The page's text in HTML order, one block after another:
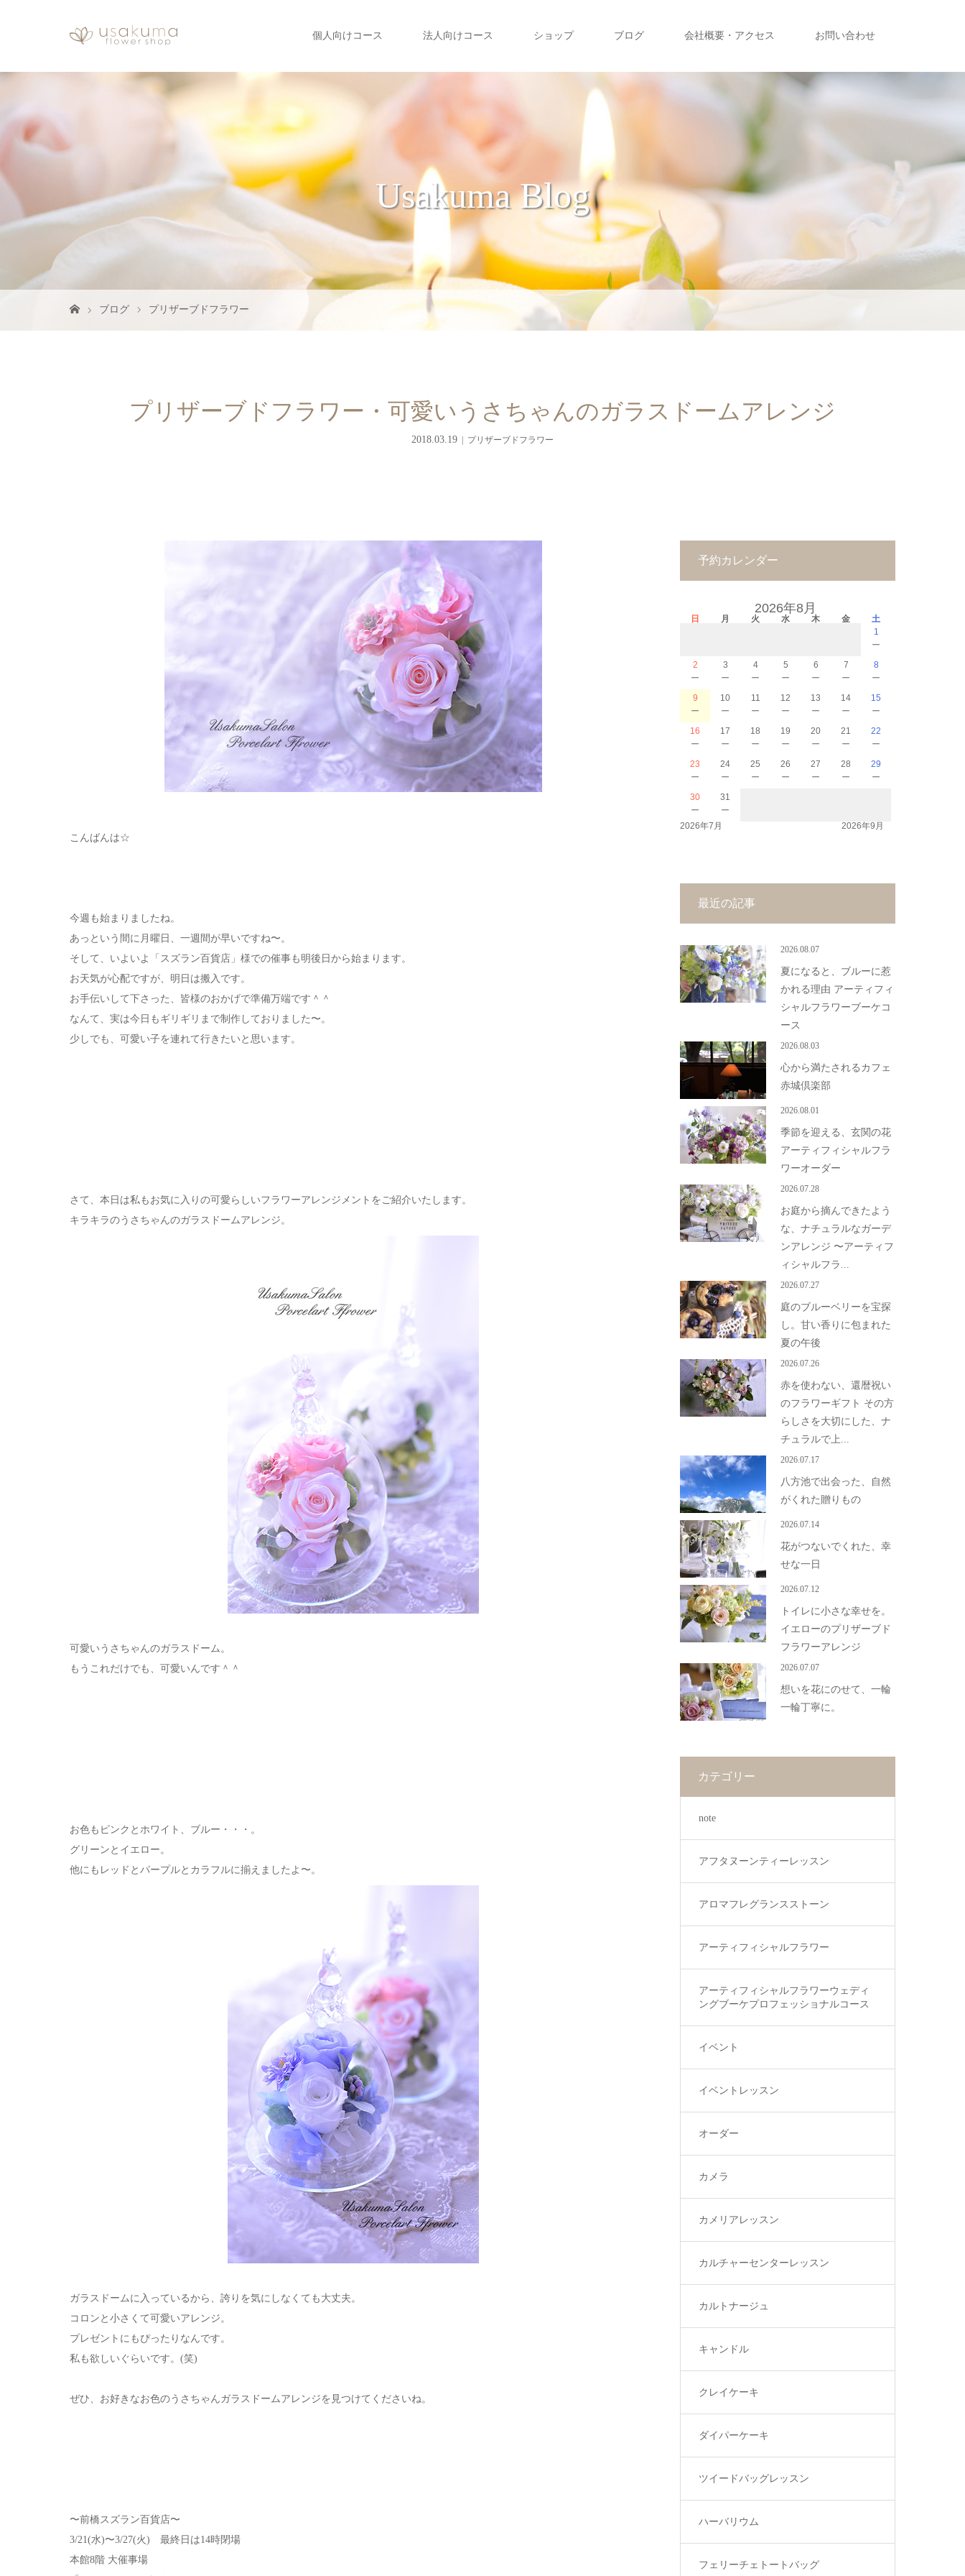
個人向けコース 法人向けコース ショップ ブログ 会社概要・アクセス お問い合わせ
Usakuma Blog
ブログ プリザーブドフラワー
プリザーブドフラワー・可愛いうさちゃんのガラスドームアレンジ
2018.03.19 プリザーブドフラワー
こんばんは☆
今週も始まりましたね。
あっという間に月曜日、一週間が早いですね〜。
そして、いよいよ「スズラン百貨店」様での催事も明後日から始まります。
お天気が心配ですが、明日は搬入です。
お手伝いして下さった、皆様のおかげで準備万端です＾＾
なんて、実は今日もギリギリまで制作しておりました〜。
少しでも、可愛い子を連れて行きたいと思います。
さて、本日は私もお気に入りの可愛らしいフラワーアレンジメントをご紹介いたします。
キラキラのうさちゃんのガラスドームアレンジ。
可愛いうさちゃんのガラスドーム。
もうこれだけでも、可愛いんです＾＾
お色もピンクとホワイト、ブルー・・・。
グリーンとイエロー。
他にもレッドとパープルとカラフルに揃えましたよ〜。
ガラスドームに入っているから、誇りを気にしなくても大丈夫。
コロンと小さくて可愛いアレンジ。
プレゼントにもぴったりなんです。
私も欲しいぐらいです。(笑)
ぜひ、お好きなお色のうさちゃんガラスドームアレンジを見つけてくださいね。
〜前橋スズラン百貨店〜
3/21(水)〜3/27(火) 最終日は14時閉場
本館8階 大催事場
予約カレンダー
2026年8月
日 月 火 水 木 金
土
1
－
2
－
3
－
4
－
5
－
6
－
7
－
8
－
9
－
10
－
11
－
12
－
13
－
14
－
15
－
16
－
17
－
18
－
19
－
20
－
21
－
22
－
23
－
24
－
25
－
26
－
27
－
28
－
29
－
30
－
31
－
2026年7月 2026年9月
最近の記事
2026.08.07
夏になると、ブルーに惹
かれる理由 アーティフィ
シャルフラワーブーケコ
ース
2026.08.03
心から満たされるカフェ
赤城倶楽部
2026.08.01
季節を迎える、玄関の花
アーティフィシャルフラ
ワーオーダー
2026.07.28
お庭から摘んできたよう
な、ナチュラルなガーデ
ンアレンジ 〜アーティフ
ィシャルフラ...
2026.07.27
庭のブルーベリーを宝探
し。甘い香りに包まれた
夏の午後
2026.07.26
赤を使わない、還暦祝い
のフラワーギフト その方
らしさを大切にした、ナ
チュラルで上...
2026.07.17
八方池で出会った、自然
がくれた贈りもの
2026.07.14
花がつないでくれた、幸
せな一日
2026.07.12
トイレに小さな幸せを。
イエローのプリザーブド
フラワーアレンジ
2026.07.07
想いを花にのせて、一輪
一輪丁寧に。
カテゴリー
note
アフタヌーンティーレッスン
アロマフレグランスストーン
アーティフィシャルフラワー
アーティフィシャルフラワーウェディ
ングブーケプロフェッショナルコース
イベント
イベントレッスン
オーダー
カメラ
カメリアレッスン
カルチャーセンターレッスン
カルトナージュ
キャンドル
クレイケーキ
ダイパーケーキ
ツイードバッグレッスン
ハーバリウム
フェリーチェトートバッグ